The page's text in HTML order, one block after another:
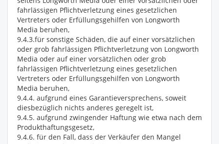
fahrlässigen Pflichtverletzung eines gesetzlichen
Vertreters oder Erfüllungsgehilfen von Longworth
Media beruhen,
9.4.3.für sonstige Schäden, die auf einer vorsätzlichen
oder grob fahrlässigen Pflichtverletzung von Longworth
Media oder auf einer vorsätzlichen oder grob
fahrlässigen Pflichtverletzung eines gesetzlichen
Vertreters oder Erfüllungsgehilfen von Longworth
Media beruhen,
9.4.4. aufgrund eines Garantieversprechens, soweit
diesbezüglich nichts anderes geregelt ist,
9.4.5. aufgrund zwingender Haftung wie etwa nach dem
Produkthaftungsgesetz,
9.4.6. für den Fall, dass der Verkäufer den Mangel